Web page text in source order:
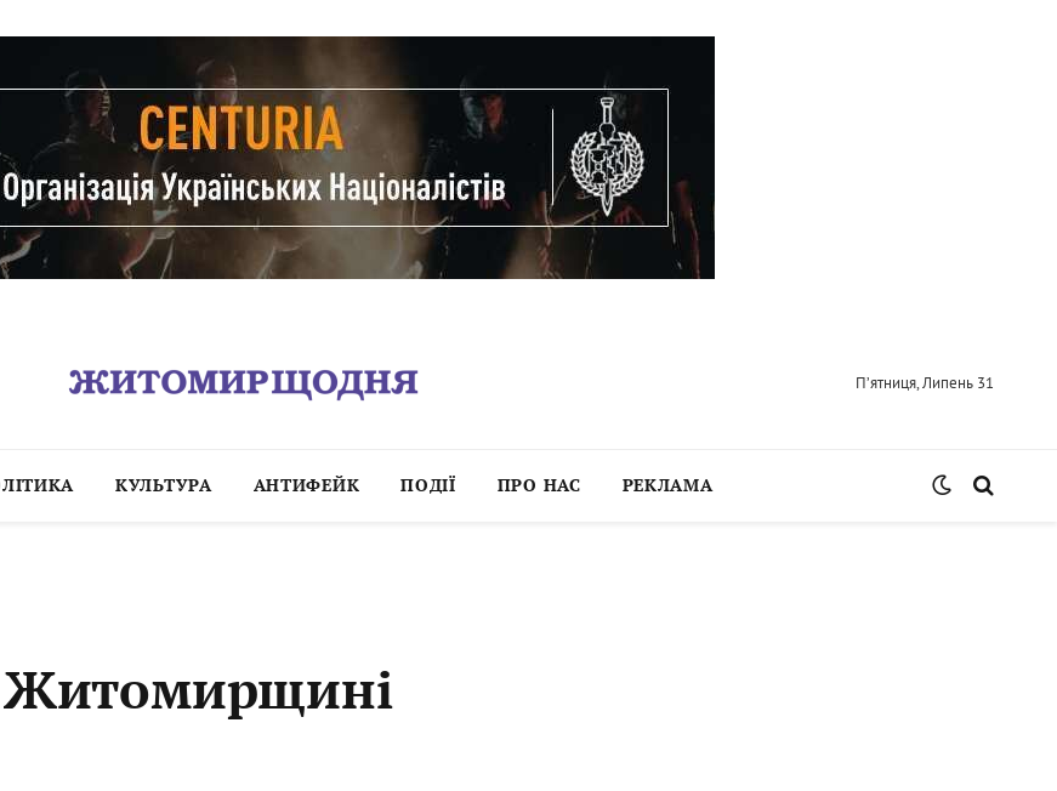
П’ятниця, Липень 31
КУЛЬТУРА АНТИФЕЙК ПОДІЇ ПРО НАС РЕКЛАМА
Житомирщині